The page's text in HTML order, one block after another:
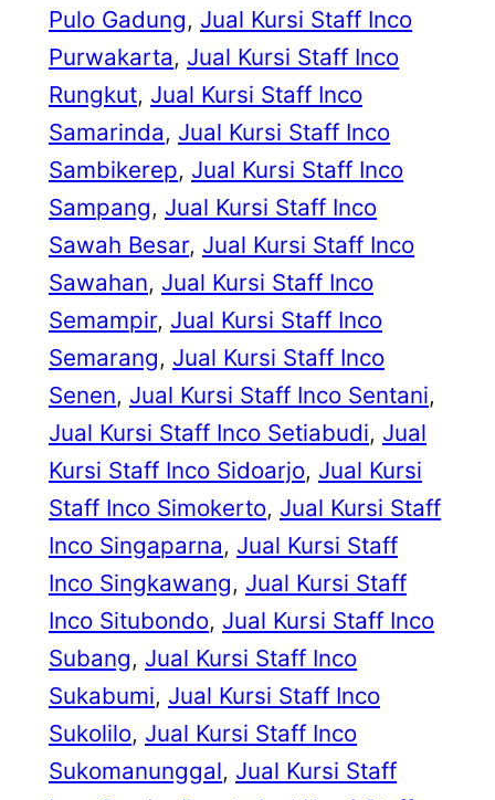
Pulo Gadung, Jual Kursi Staff Inco
Purwakarta, Jual Kursi Staff Inco
Rungkut, Jual Kursi Staff Inco
Samarinda, Jual Kursi Staff Inco
Sambikerep, Jual Kursi Staff Inco
Sampang, Jual Kursi Staff Inco
Sawah Besar, Jual Kursi Staff Inco
Sawahan, Jual Kursi Staff Inco
Semampir, Jual Kursi Staff Inco
Semarang, Jual Kursi Staff Inco
Senen, Jual Kursi Staff Inco Sentani
Jual Kursi Staff Inco Setiabudi, Jual
Kursi Staff Inco Sidoarjo, Jual Kursi
Staff Inco Simokerto, Jual Kursi Staff
Inco Singaparna, Jual Kursi Staff
Inco Singkawang, Jual Kursi Staff
Inco Situbondo, Jual Kursi Staff Inco
Subang, Jual Kursi Staff Inco
Sukabumi, Jual Kursi Staff Inco
Sukolilo, Jual Kursi Staff Inco
Sukomanunggal, Jual Kursi Staff